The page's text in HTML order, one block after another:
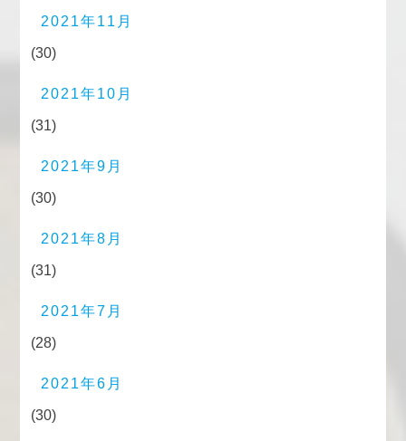
2021年11月
(30)
2021年10月
(31)
2021年9月
(30)
2021年8月
(31)
2021年7月
(28)
2021年6月
(30)